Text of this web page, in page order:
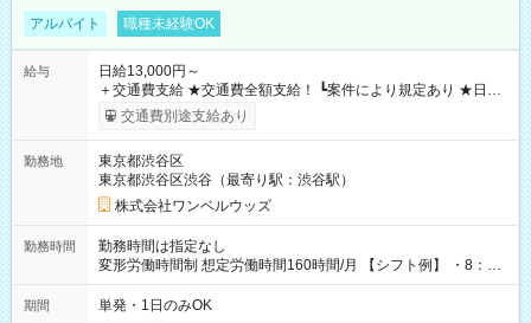
アルバイト 職種未経験OK
給与
日給13,000円～
＋交通費支給 ★交通費全額支給！ ┗案件により規定あり ★日払
いOK！（規定あり） ┗働いたその日に現金GET♪ お仕事後はコ
ンビニATMから 日払い分を引き落とせます！ 【試用期間】試
交通費別途支給あり
勤務地
東京都渋谷区
東京都渋谷区渋谷（最寄り駅：渋谷駅）
株式会社ワンベルウッズ
勤務時間
勤務時間は指定なし
変形労働時間制 想定労働時間160時間/月 【シフト例】 ・8：00
～21：00
期間 単発・1日のみOK